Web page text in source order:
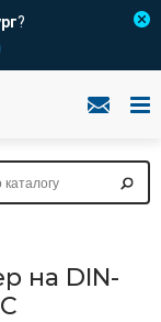
?
на DIN-